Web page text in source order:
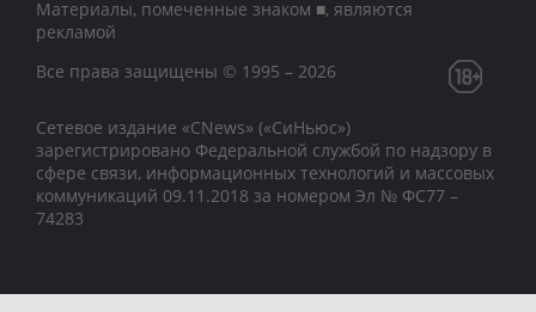
Материалы, помеченные знаком ■, являются
рекламой
Все права защищены © 1995 – 2026
Сетевое издание «CNews» («СиНьюс»)
зарегистрировано Федеральной службой по надзору в
сфере связи, информационных технологий и массовых
коммуникаций 09.11.2018 за номером Эл № ФС77 –
74283